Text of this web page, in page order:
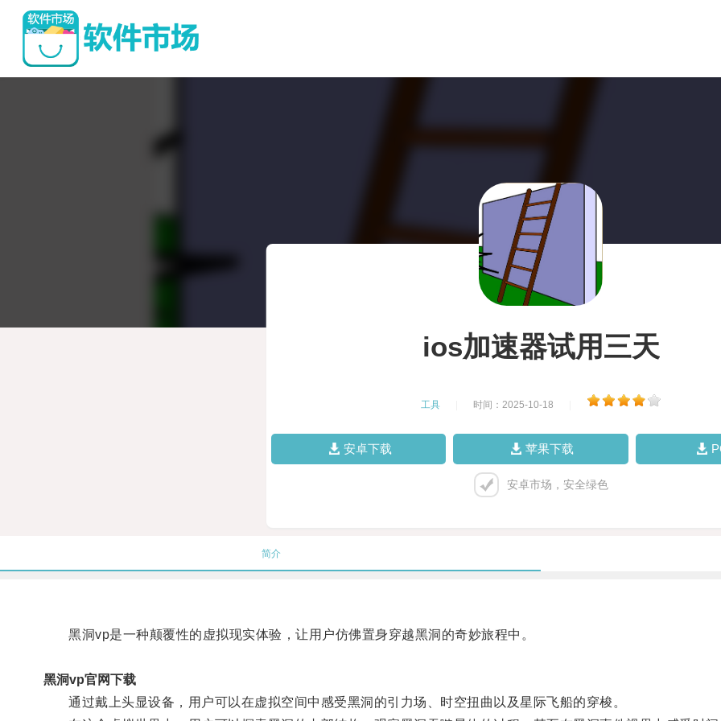
ios加速器试用三天
工具 时间：2025-10-18
安卓下载 苹果下载
安卓市场，安全绿色
简介
黑洞vp是一种颠覆性的虚拟现实体验，让用户仿佛置身穿越黑洞的奇妙旅程中。
黑洞vp官网下载
通过戴上头显设备，用户可以在虚拟空间中感受黑洞的引力场、时空扭曲以及星际飞船的穿梭。